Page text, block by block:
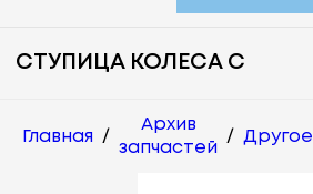
СТУПИЦА КОЛЕСА С
Главная /
Архив
запчастей
/ Другое